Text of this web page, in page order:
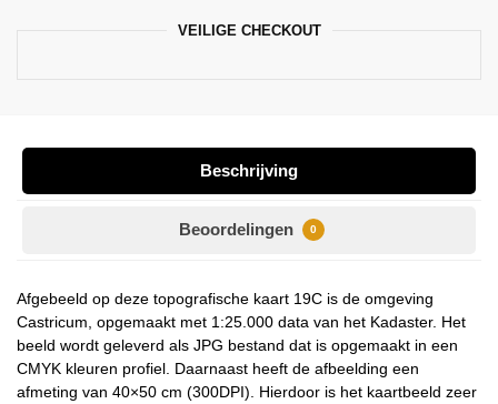
VEILIGE CHECKOUT
Beschrijving
Beoordelingen 0
Afgebeeld op deze topografische kaart 19C is de omgeving
Castricum, opgemaakt met 1:25.000 data van het Kadaster. Het
beeld wordt geleverd als JPG bestand dat is opgemaakt in een
CMYK kleuren profiel. Daarnaast heeft de afbeelding een
afmeting van 40×50 cm (300DPI). Hierdoor is het kaartbeeld zeer